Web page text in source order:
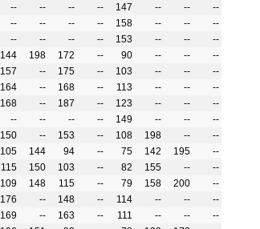
-- -- -- -- 147 -- --
--
-- -- -- -- 158 -- --
--
-- -- -- -- 153 -- --
--
144 198 172 -- 90 -- --
--
157 -- 175 -- 103 -- --
--
164 -- 168 -- 113 -- --
--
168 -- 187 -- 123 -- --
--
-- -- -- -- 149 -- --
--
150 -- 153 -- 108 198 --
--
105 144 94 -- 75 142 195
--
115 150 103 -- 82 155 --
--
109 148 115 -- 79 158 200
--
176 -- 148 -- 114 -- --
--
169 -- 163 -- 111 -- --
--